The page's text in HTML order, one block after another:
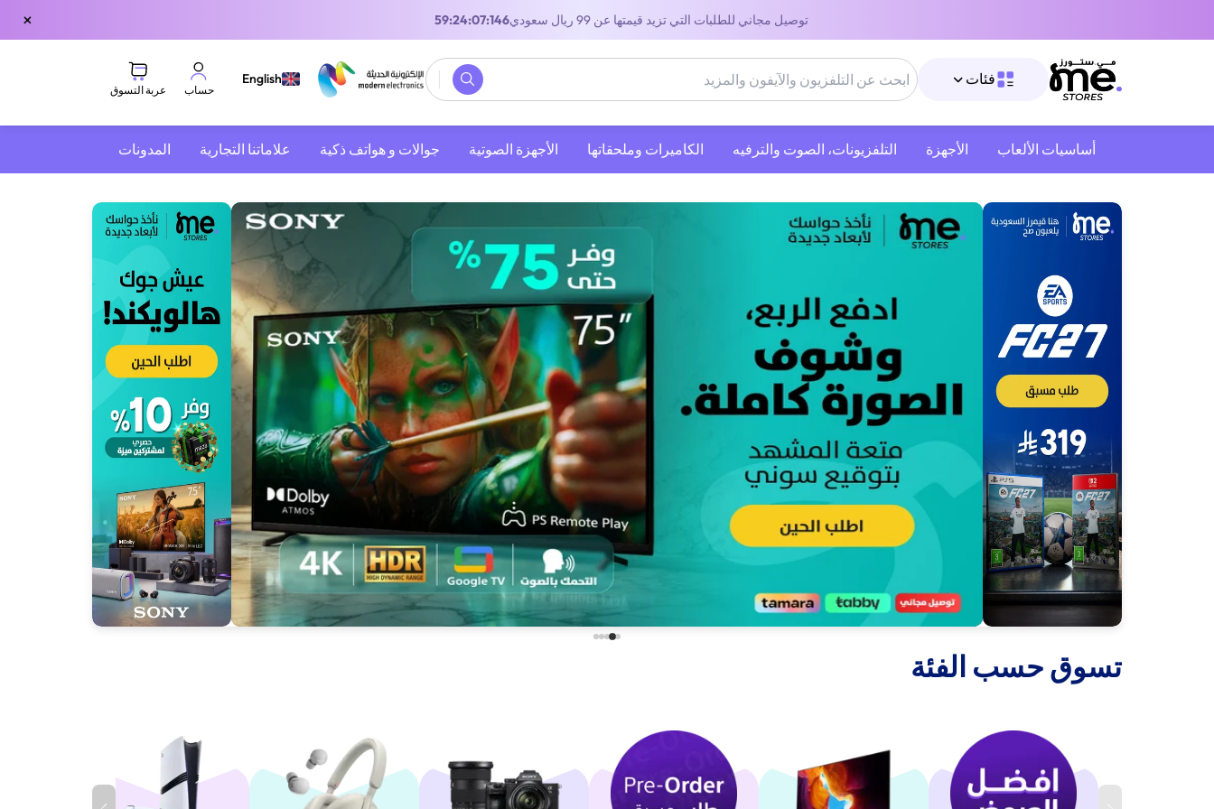
توصيل مجاني للطلبات التي تزيد قيمتها عن 99 ريال سعودي 58:24:07:146
×
فئات English
حساب عربة التسوق
أساسيات الألعاب الأجهزة التلفزيونات، الصوت والترفيه ‫الكاميرات وملحقاتها‬ الأجهزة الصوتية جوالات و هواتف ذكية علاماتنا التجارية المدونات
‫تسوق حسب الفئة‬